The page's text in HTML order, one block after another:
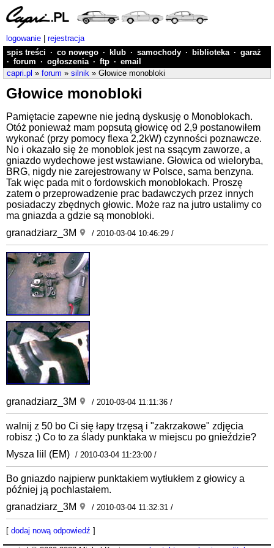
logowanie
rejestracja
spis treści · co nowego · klub · samochody · biblioteka · garaż
· forum · ogłoszenia · ftp · email
capri.pl » forum » silnik » Głowice monobloki
Głowice monobloki
Pamiętacie zapewne nie jedną dyskusję o Monoblokach.
Otóż ponieważ mam popsutą głowicę od 2,9 postanowiłem
wykonać (przy pomocy flexa 2,2kW) czynności poznawcze.
No i okazało się że monoblok jest na ssącym zaworze, a
gniazdo wydechowe jest wstawiane. Głowica od wieloryba,
BRG, nigdy nie zarejestrowany w Polsce, sama benzyna.
Tak więc pada mit o fordowskich monoblokach. Proszę
zatem o przeprowadzenie prac badawczych przez innych
posiadaczy zbędnych głowic. Może raz na jutro ustalimy co
ma gniazda a gdzie są monobloki.
granadziarz_3M
/ 2010-03-04 10:46:29 /
granadziarz_3M / 2010-03-04 11:11:36 /
walnij z 50 bo Ci się łapy trzęsą i "zakrzakowe" zdjęcia
robisz ;) Co to za ślady punktaka w miejscu po gnieździe?
Mysza liil (EM) / 2010-03-04 11:23:00 /
Bo gniazdo najpierw punktakiem wytłukłem z głowicy a
później ją pochlastałem.
granadziarz_3M
/ 2010-03-04 11:32:31 /
[ dodaj nową odpowiedź ]